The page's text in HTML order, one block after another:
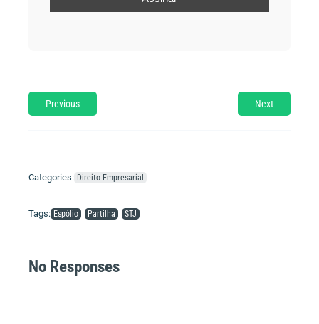
Previous Next
Categories: Direito Empresarial
Tags: Espólio Partilha STJ
No Responses